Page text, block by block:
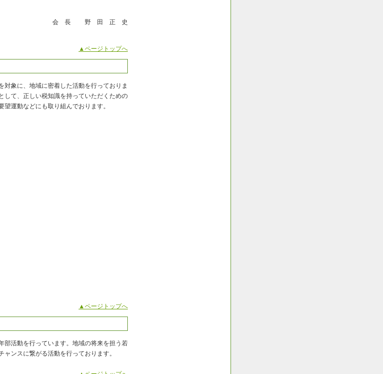
会 長 野 田 正 史
▲ページトップへ
象に、地域に密着した活動を行っておりま
して、正しい税知識を持っていただくための
運動などにも取り組んでおります。
▲ページトップへ
活動を行っています。地域の将来を担う若
ンスに繋がる活動を行っております。